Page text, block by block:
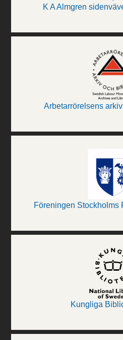
K A Almgren
Arbetarrörelsens
Föreningen Stockholms
Kungliga